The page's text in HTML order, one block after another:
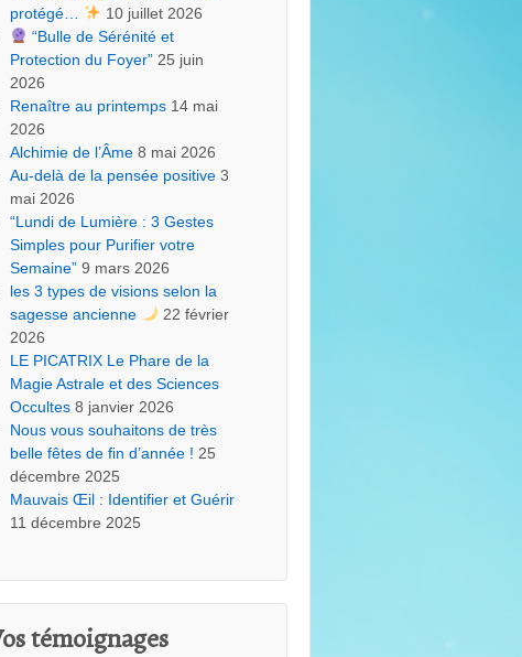
protégé…
10 juillet 2026
“Bulle de Sérénité et
Protection du Foyer” 25 juin
2026
Renaître au printemps 14 mai
2026
Alchimie de l’Âme 8 mai 2026
Au-delà de la pensée positive 3
mai 2026
“Lundi de Lumière : 3 Gestes
Simples pour Purifier votre
Semaine” 9 mars 2026
les 3 types de visions selon la
sagesse ancienne
22 février
2026
LE PICATRIX Le Phare de la
Magie Astrale et des Sciences
Occultes 8 janvier 2026
Nous vous souhaitons de très
belle fêtes de fin d’année ! 25
décembre 2025
Mauvais Œil : Identifier et Guérir
11 décembre 2025
témoignages